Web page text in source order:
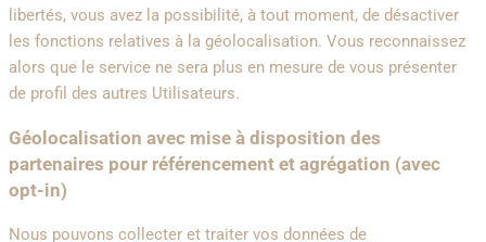
libertés, vous avez la possibilité, à tout moment, de désactiver
les fonctions relatives à la géolocalisation. Vous reconnaissez
alors que le service ne sera plus en mesure de vous présenter
de profil des autres Utilisateurs.
Géolocalisation avec mise à disposition des
partenaires pour référencement et agrégation (avec
opt-in)
Nous pouvons collecter et traiter vos données de